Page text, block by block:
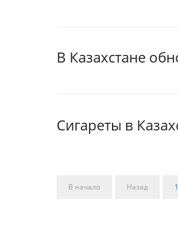
В Казахстане
Сигареты в
В начало Назад 1